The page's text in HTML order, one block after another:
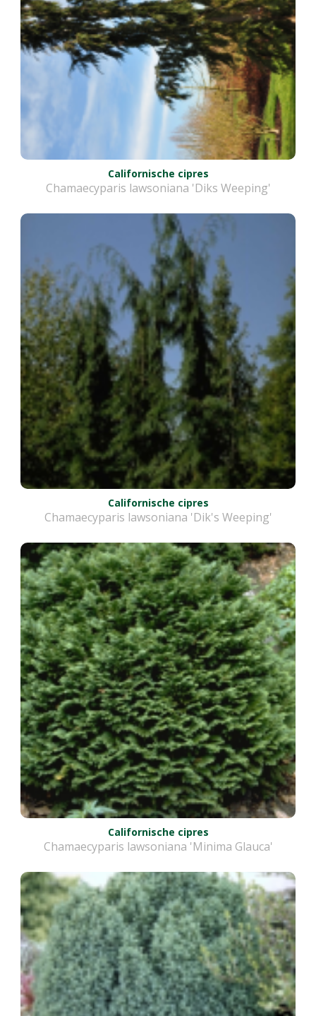
Californische cipres
Chamaecyparis lawsoniana 'Diks Weeping'
Californische cipres
Chamaecyparis lawsoniana 'Dik's Weeping'
Californische cipres
Chamaecyparis lawsoniana 'Minima Glauca'